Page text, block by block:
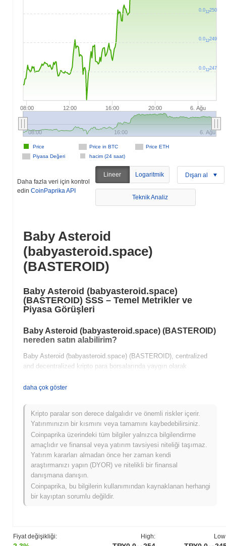
Fiyat değişikliği: High:
08:00 12:00 16:00 20:00 6. Ağu
Price in BTC
Price ETH
Piyasa Değeri
hacim (24 saat)
Price
08:00 16:00 6. Ağu
0.012247
0.012249
0.012250
Daha fazla veri için kontrol
edin CoinPaprika API
Lineer Logaritmik Dışarı al
Teknik Analiz
Baby Asteroid
(babyasteroid.space)
(BASTEROID)
Baby Asteroid (babyasteroid.space)
(BASTEROID) SSS – Temel Metrikler ve
Piyasa Görüşleri
Baby Asteroid (babyasteroid.space) (BASTEROID)
nereden satın alabilirim?
Baby Asteroid (babyasteroid.space) (BASTEROID), centralized
and decentralized kripto para borsalarında yaygın olarak
günlük işlem hacmi nedir?
Son 24 saatte Baby Asteroid (babyasteroid.space)'in işlem hacmi
₺ 0.00
Baby Asteroid (babyasteroid.space)'in fiyat aralığı
geçmişi nedir?
Tüm Zamanların En Yüksek Değeri (ATH):
Tüm Zamanların En Düşük Değeri (ATL):NaN
Baby Asteroid (babyasteroid.space) şu anda ATH'sinin
Baby Asteroid (babyasteroid.space), daha geniş
daha çok göster
Kripto paralar son derece dalgalıdır ve önemli riskler içerir.
Yatırımınızın bir kısmını veya tamamını kaybedebilirsiniz.
Coinpaprika üzerindeki tüm bilgiler yalnızca bilgilendirme
amaçlıdır ve finansal veya yatırım tavsiyesi niteliği taşımaz.
Yatırım kararları almadan önce her zaman kendi
araştırmanızı yapın (DYOR) ve nitelikli bir finansal
danışmana danışın.
Coinpaprika, bu bilgilerin kullanımından kaynaklanan herhangi
bir kayıptan sorumlu değildir.